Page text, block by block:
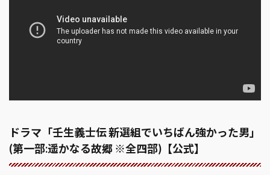
ドラマ「壬生義士伝 新選組でいちばん強かった男」
(第一部:遥かなる故郷 ※全四部)【公式】